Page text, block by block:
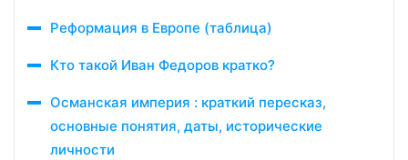
Реформация в Европе (таблица)
Кто такой Иван Федоров кратко?
Османская империя : краткий пересказ,
основные понятия, даты, исторические
личности